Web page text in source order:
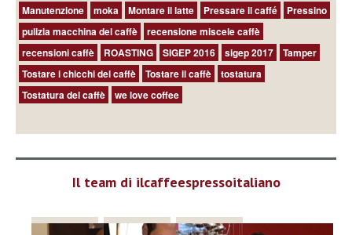
Manutenzione
moka Montare il latte Pressare il caffé
Pressino
pulizia macchina del caffè
recensione miscele caffè
recensioni caffè
ROASTING SIGEP 2016 sigep 2017
Tamper
Tostare i chicchi del caffè
Tostare il caffè
tostatura
Tostatura del caffè
we love coffee
Il team di ilcaffeespressoitaliano